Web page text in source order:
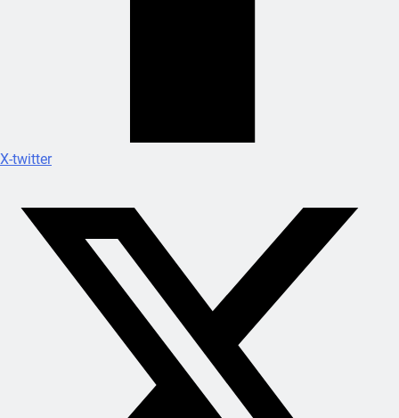
X-twitter